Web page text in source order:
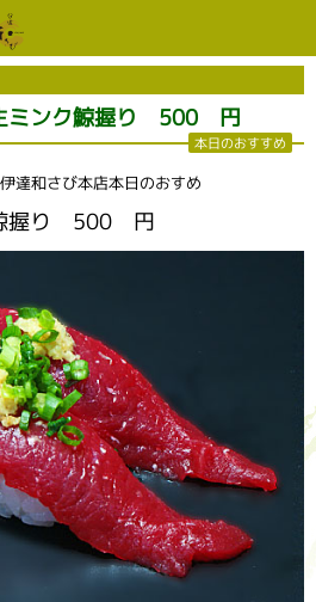
ミンク鯨握り 500 円
本日のおすすめ
和さび本店本日のおすめ
握り 500 円